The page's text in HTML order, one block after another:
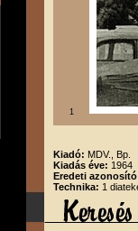
1
Kiadó: MDV., Bp.
Kiadás éve: 1964
Eredeti
Technika: 1